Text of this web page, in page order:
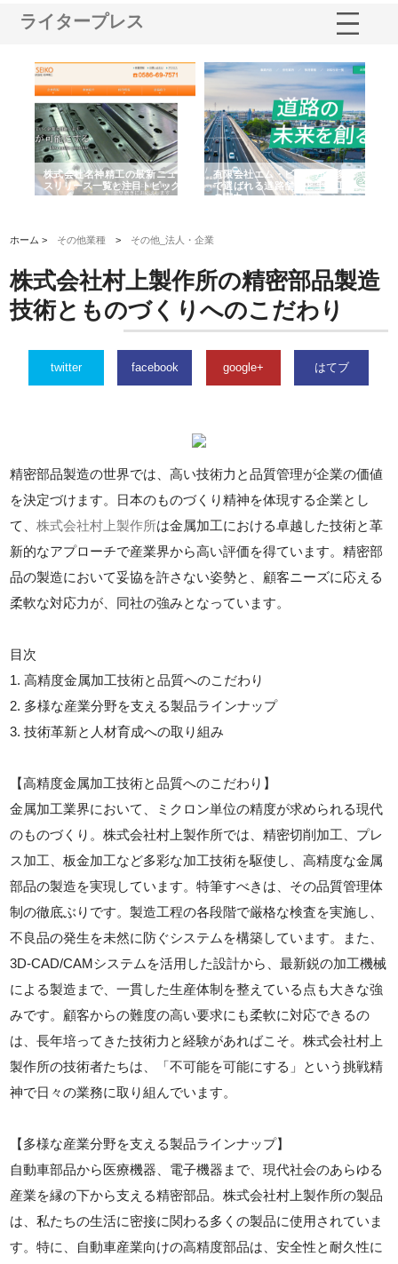
ライタープレス
株式会社名神精工の最新ニュー
スリリース一覧と注目トピック
有限会社エム・ビルドが南多摩
で選ばれる道路舗装と土木工事
の実力
ホーム > その他業種 > その他_法人・企業
株式会社村上製作所の精密部品製造
技術とものづくりへのこだわり
twitter facebook google+ はてブ
精密部品製造の世界では、高い技術力と品質管理が企業の価値
を決定づけます。日本のものづくり精神を体現する企業とし
て、株式会社村上製作所は金属加工における卓越した技術と革
新的なアプローチで産業界から高い評価を得ています。精密部
品の製造において妥協を許さない姿勢と、顧客ニーズに応える
柔軟な対応力が、同社の強みとなっています。
目次
1. 高精度金属加工技術と品質へのこだわり
2. 多様な産業分野を支える製品ラインナップ
3. 技術革新と人材育成への取り組み
【高精度金属加工技術と品質へのこだわり】
金属加工業界において、ミクロン単位の精度が求められる現代
のものづくり。株式会社村上製作所では、精密切削加工、プレ
ス加工、板金加工など多彩な加工技術を駆使し、高精度な金属
部品の製造を実現しています。特筆すべきは、その品質管理体
制の徹底ぶりです。製造工程の各段階で厳格な検査を実施し、
不良品の発生を未然に防ぐシステムを構築しています。また、
3D-CAD/CAMシステムを活用した設計から、最新鋭の加工機械
による製造まで、一貫した生産体制を整えている点も大きな強
みです。顧客からの難度の高い要求にも柔軟に対応できるの
は、長年培ってきた技術力と経験があればこそ。株式会社村上
製作所の技術者たちは、「不可能を可能にする」という挑戦精
神で日々の業務に取り組んでいます。
【多様な産業分野を支える製品ラインナップ】
自動車部品から医療機器、電子機器まで、現代社会のあらゆる
産業を縁の下から支える精密部品。株式会社村上製作所の製品
は、私たちの生活に密接に関わる多くの製品に使用されていま
す。特に、自動車産業向けの高精度部品は、安全性と耐久性に